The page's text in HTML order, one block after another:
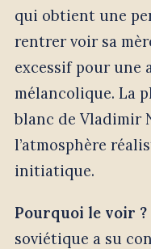
qui obtient une
rentrer voir sa
excessif pour une
mélancolique. La
blanc de Vladimir
l’atmosphère
initiatique.
Pourquoi le voir ?
soviétique a su